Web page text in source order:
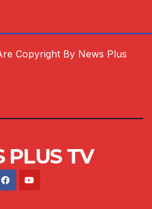
Copyright By News Plus
PLUS TV